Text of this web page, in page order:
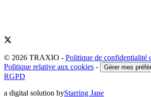
© 2026 TRAXIO - Politique de confidentialité
Politique relative aux cookies - Gérer mes
RGPD
a digital solution byStarring Jane